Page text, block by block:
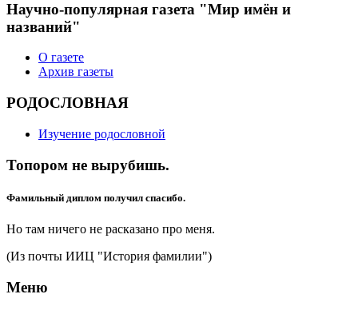
Научно-популярная газета "Мир имён и
названий"
О газете
Архив газеты
РОДОСЛОВНАЯ
Изучение родословной
Топором не вырубишь.
Фамильный диплом получил спасибо.
Но там ничего не расказано про меня.
(Из почты ИИЦ "История фамилии")
Меню